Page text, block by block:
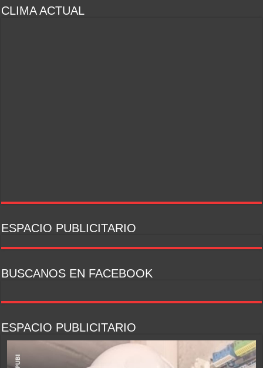
CLIMA ACTUAL
ESPACIO PUBLICITARIO
BUSCANOS EN FACEBOOK
ESPACIO PUBLICITARIO